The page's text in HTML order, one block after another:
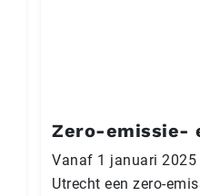
Zero-emissie-
Vanaf 1 januari 2025
Utrecht een zero-